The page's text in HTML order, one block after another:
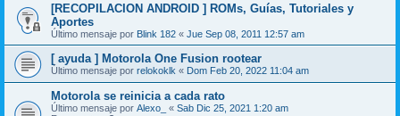
[RECOPILACION ANDROID ] ROMs, Guías, Tutoriales y
Aportes
Último mensaje por Blink 182 « Jue Sep 08, 2011 12:57 am
[ ayuda ] Motorola One Fusion rootear
Último mensaje por relokoklk « Dom Feb 20, 2022 11:04 am
Motorola se reinicia a cada rato
Último mensaje por Alexo_ « Sab Dic 25, 2021 1:20 am